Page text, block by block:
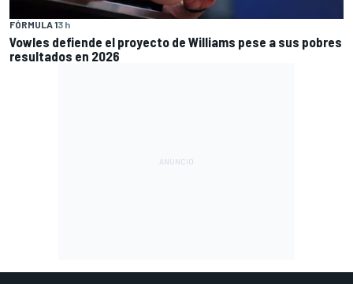
FÓRMULA 13 h
Vowles defiende el proyecto de Williams pese a sus pobres
resultados en 2026